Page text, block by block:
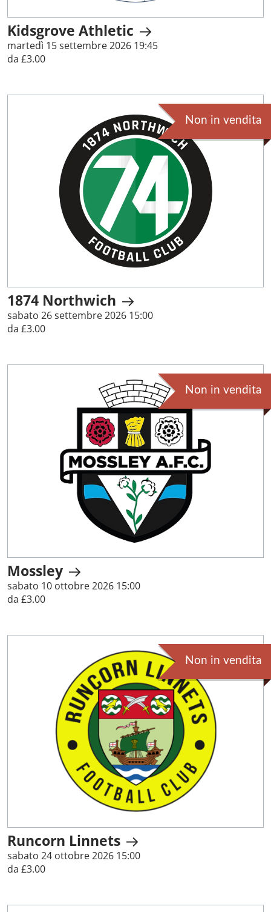
Kidsgrove Athletic
martedì 15 settembre 2026 19:45
da £3.00
Non in vendita
1874 Northwich
sabato 26 settembre 2026 15:00
da £3.00
Non in vendita
Mossley
sabato 10 ottobre 2026 15:00
da £3.00
Non in vendita
Runcorn Linnets
sabato 24 ottobre 2026 15:00
da £3.00